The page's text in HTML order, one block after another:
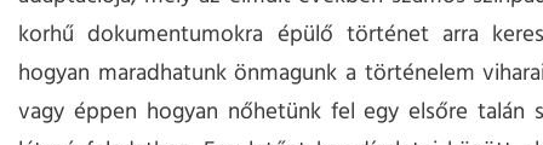
korhű dokumentumokra épülő történet arra
hogyan maradhatunk önmagunk a történelem
vagy éppen hogyan nőhetünk fel egy elsőre talán